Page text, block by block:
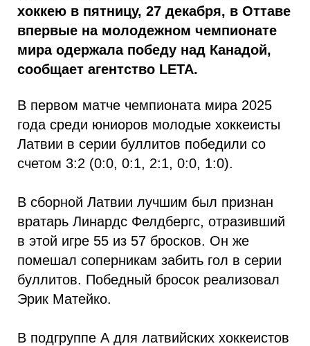
хоккею в пятницу, 27 декабря, в Оттаве
впервые на молодежном чемпионате
мира одержала победу над Канадой,
сообщает агентство LETA.
В первом матче чемпионата мира 2025
года среди юниоров молодые хоккеисты
Латвии в серии буллитов победили со
счетом 3:2 (0:0, 0:1, 2:1, 0:0, 1:0).
В сборной Латвии лучшим был признан
вратарь Линардс Фелдбергс, отразивший
в этой игре 55 из 57 бросков. Он же
помешал соперникам забить гол в серии
буллитов. Победный бросок реализовал
Эрик Матейко.
В подгруппе А для латвийских хоккеистов